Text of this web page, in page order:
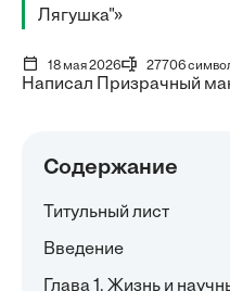
Лягушка"»
18 мая 2026 27706
Написал Призрачный
Содержание
Титульный лист
Введение
Глава 1. Жизнь и